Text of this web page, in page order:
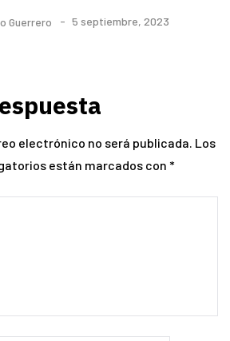
Guerrero 5 septiembre, 2023
electrónico no será publicada. Los
están marcados con *